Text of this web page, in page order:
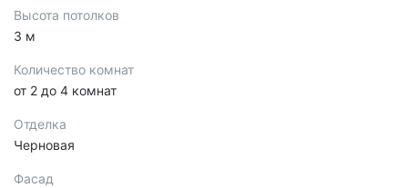
Высота потолков
3 м
Количество комнат
от 2 до 4 комнат
Отделка
Черновая
Фасад